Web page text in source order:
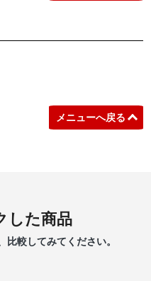
メニューへ戻る
した商品
較してみてください。